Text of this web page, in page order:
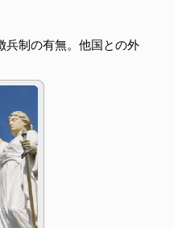
兵制の有無。他国との外